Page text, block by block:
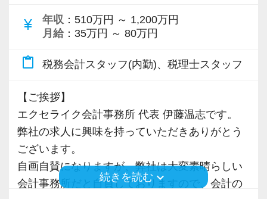
で、ちょっとお高めのランチが食べられます！
さい。
１２月 忘年会
毎年ビンゴ大会を実施！事前に欲
しいものを申請できます。
４月 確定申告打ち上げ懇親会
確定申告お疲れ様でした～！高級
資料の回収から申告書の提出までの過程をデジ
タルデータでシームレスに繋げ、これに会計シ
ステム、業務管理システムを必要に応じて介在
させる事により極めてスムーズな供給が出来る
この業界は非常に特殊な業界です。クライアン
トは受けきれないほど存在するのに対して深刻
な人材難が続きます。
これに対抗するには生産性を向上するほかない
のは明らかなのに、未だ労働集約的な体質を改
currency_yen 年収 ：510万円 ～ 1,200万円
月給 ：35万円 ～ 80万円
content_paste 税務会計スタッフ(内勤)、税理士スタッフ
【ご挨拶】
エクセライク会計事務所 代表 伊藤温志です。
弊社の求人に興味を持っていただきありがとう
ございます。
自画自賛になりますが、弊社は大変素晴らしい
会計事務所だと自負しておりますので、会計の
続きを読む keyboard_arrow_down